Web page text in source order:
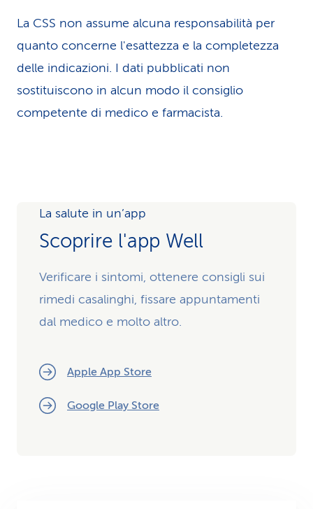
La CSS non assume alcuna re­spons­abilità per
quanto concerne l'esattezza e la completezza
delle indicazioni. I dati pubblicati non
sostituiscono in alcun modo il consiglio
competente di medico e farmacista.
La salute in un’app
Scoprire l'app Well
Verificare i sintomi, ottenere consigli sui
rimedi casalinghi, fissare appuntamenti
dal medico e molto altro.
Apple App Store
Google Play Store